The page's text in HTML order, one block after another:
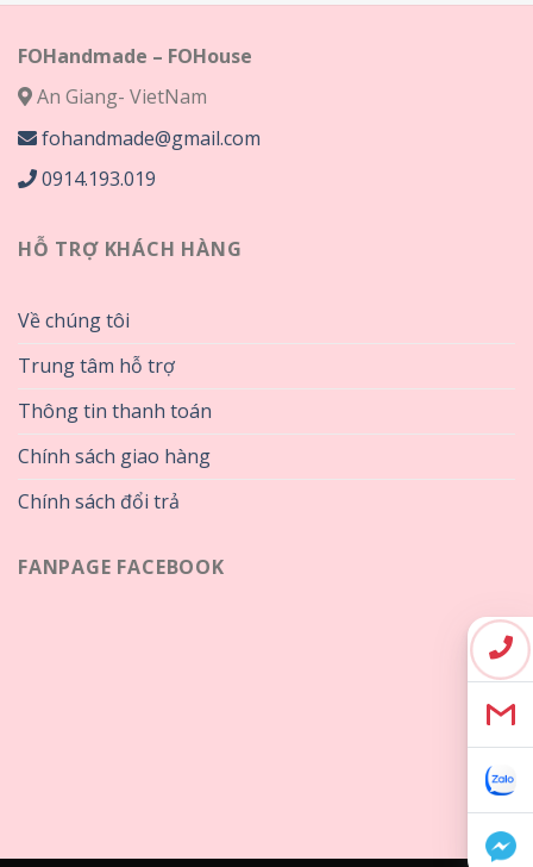
FOHandmade – FOHouse
An Giang- VietNam
fohandmade@gmail.com
0914.193.019
HỖ TRỢ KHÁCH HÀNG
Về chúng tôi
Trung tâm hỗ trợ
Thông tin thanh toán
Chính sách giao hàng
Chính sách đổi trả
FANPAGE FACEBOOK